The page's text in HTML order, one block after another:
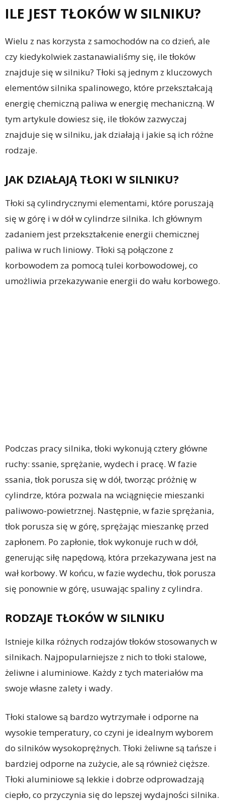
ILE JEST TŁOKÓW W SILNIKU?
Wielu z nas korzysta z samochodów na co dzień, ale
czy kiedykolwiek zastanawialiśmy się, ile tłoków
znajduje się w silniku? Tłoki są jednym z kluczowych
elementów silnika spalinowego, które przekształcają
energię chemiczną paliwa w energię mechaniczną. W
tym artykule dowiesz się, ile tłoków zazwyczaj
znajduje się w silniku, jak działają i jakie są ich różne
rodzaje.
JAK DZIAŁAJĄ TŁOKI W SILNIKU?
Tłoki są cylindrycznymi elementami, które poruszają
się w górę i w dół w cylindrze silnika. Ich głównym
zadaniem jest przekształcenie energii chemicznej
paliwa w ruch liniowy. Tłoki są połączone z
korbowodem za pomocą tulei korbowodowej, co
umożliwia przekazywanie energii do wału korbowego.
Podczas pracy silnika, tłoki wykonują cztery główne
ruchy: ssanie, sprężanie, wydech i pracę. W fazie
ssania, tłok porusza się w dół, tworząc próżnię w
cylindrze, która pozwala na wciągnięcie mieszanki
paliwowo-powietrznej. Następnie, w fazie sprężania,
tłok porusza się w górę, sprężając mieszankę przed
zapłonem. Po zapłonie, tłok wykonuje ruch w dół,
generując siłę napędową, która przekazywana jest na
wał korbowy. W końcu, w fazie wydechu, tłok porusza
się ponownie w górę, usuwając spaliny z cylindra.
RODZAJE TŁOKÓW W SILNIKU
Istnieje kilka różnych rodzajów tłoków stosowanych w
silnikach. Najpopularniejsze z nich to tłoki stalowe,
żeliwne i aluminiowe. Każdy z tych materiałów ma
swoje własne zalety i wady.
Tłoki stalowe są bardzo wytrzymałe i odporne na
wysokie temperatury, co czyni je idealnym wyborem
do silników wysokoprężnych. Tłoki żeliwne są tańsze i
bardziej odporne na zużycie, ale są również cięższe.
Tłoki aluminiowe są lekkie i dobrze odprowadzają
ciepło, co przyczynia się do lepszej wydajności silnika.